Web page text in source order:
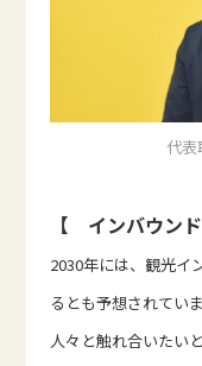
代
【 インバウン
2030年には、観光イ
るとも予想されてい
人々と触れ合いたい